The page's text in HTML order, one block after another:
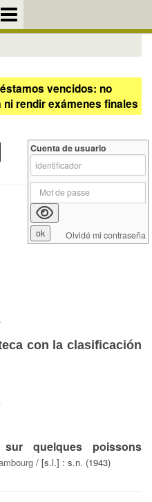
vencidos: no
rendir exámenes finales
con la clasificación
sur quelques poissons
/ [s.l.] : s.n. (1943)
Cuenta de usuario
Olvidé mi contraseña